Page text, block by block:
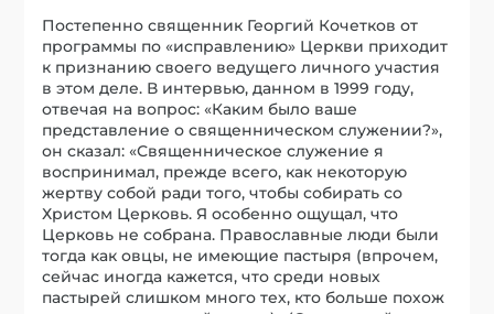
Постепенно священник Георгий Кочетков от
программы по «исправлению» Церкви приходит
к признанию своего ведущего личного участия
в этом деле. В интервью, данном в 1999 году,
отвечая на вопрос: «Каким было ваше
представление о священническом служении?»,
он сказал: «Священническое служение я
воспринимал, прежде всего, как некоторую
жертву собой ради того, чтобы собирать со
Христом Церковь. Я особенно ощущал, что
Церковь не собрана. Православные люди были
тогда как овцы, не имеющие пастыря (впрочем,
сейчас иногда кажется, что среди новых
пастырей слишком много тех, кто больше похож